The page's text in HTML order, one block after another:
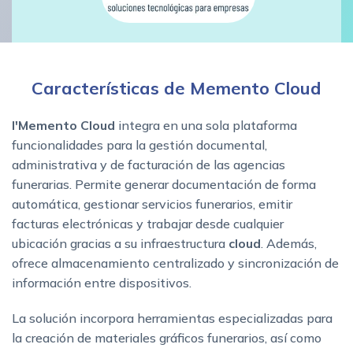
Características de Memento Cloud
I'Memento Cloud integra en una sola plataforma
funcionalidades para la gestión documental,
administrativa y de facturación de las agencias
funerarias. Permite generar documentación de forma
automática, gestionar servicios funerarios, emitir
facturas electrónicas y trabajar desde cualquier
ubicación gracias a su infraestructura cloud . Además,
ofrece almacenamiento centralizado y sincronización de
información entre dispositivos.
La solución incorpora herramientas especializadas para
la creación de materiales gráficos funerarios, así como